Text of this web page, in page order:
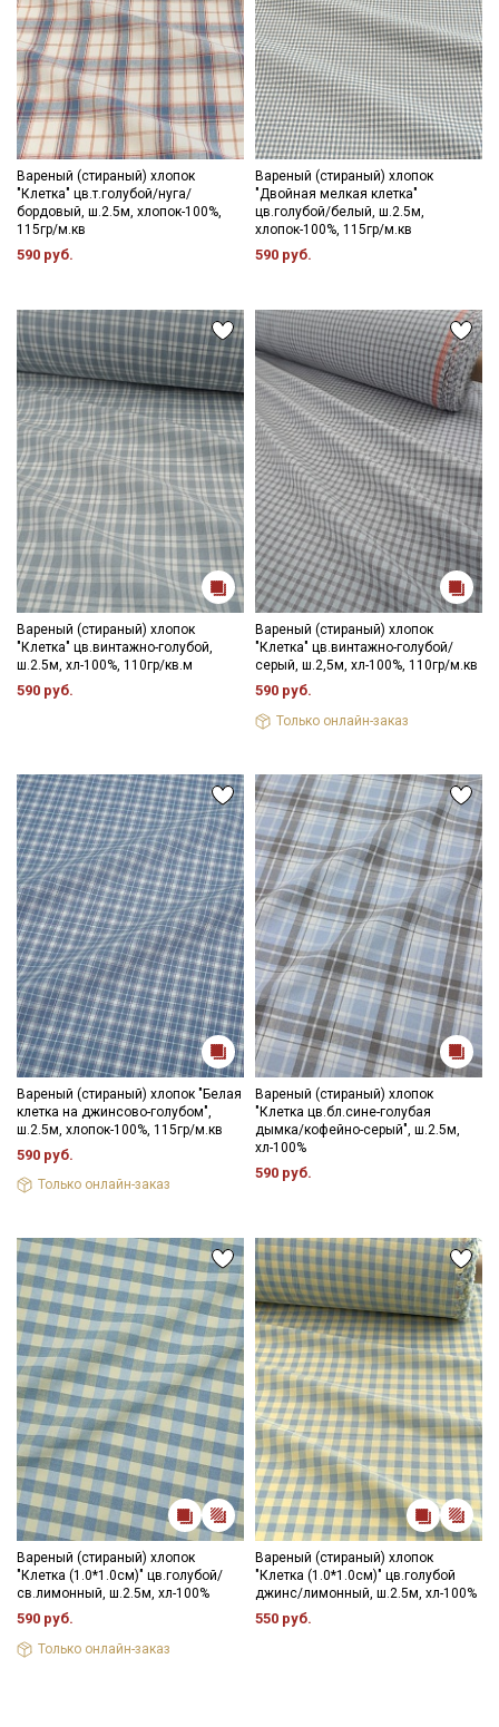
Вареный (стираный) хлопок
"Клетка" цв.т.голубой/нуга/
бордовый, ш.2.5м, хлопок-100%,
115гр/м.кв
590 руб.
Вареный (стираный) хлопок
"Двойная мелкая клетка"
цв.голубой/белый, ш.2.5м,
хлопок-100%, 115гр/м.кв
590 руб.
Вареный (стираный) хлопок
"Клетка" цв.винтажно-голубой,
ш.2.5м, хл-100%, 110гр/кв.м
590 руб.
Вареный (стираный) хлопок
"Клетка" цв.винтажно-голубой/
серый, ш.2,5м, хл-100%, 110гр/м.кв
590 руб.
Только онлайн-заказ
Вареный (стираный) хлопок "Белая
клетка на джинсово-голубом",
ш.2.5м, хлопок-100%, 115гр/м.кв
590 руб.
Только онлайн-заказ
Вареный (стираный) хлопок
"Клетка цв.бл.сине-голубая
дымка/кофейно-серый", ш.2.5м,
хл-100%
590 руб.
Вареный (стираный) хлопок
"Клетка (1.0*1.0см)" цв.голубой/
св.лимонный, ш.2.5м, хл-100%
590 руб.
Только онлайн-заказ
Вареный (стираный) хлопок
"Клетка (1.0*1.0см)" цв.голубой
джинс/лимонный, ш.2.5м, хл-100%
550 руб.